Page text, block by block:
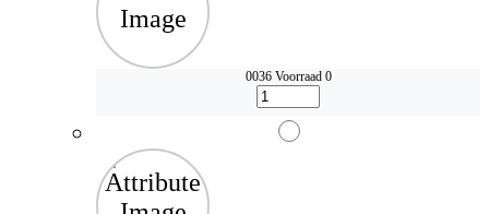
0036 Voorraad 0